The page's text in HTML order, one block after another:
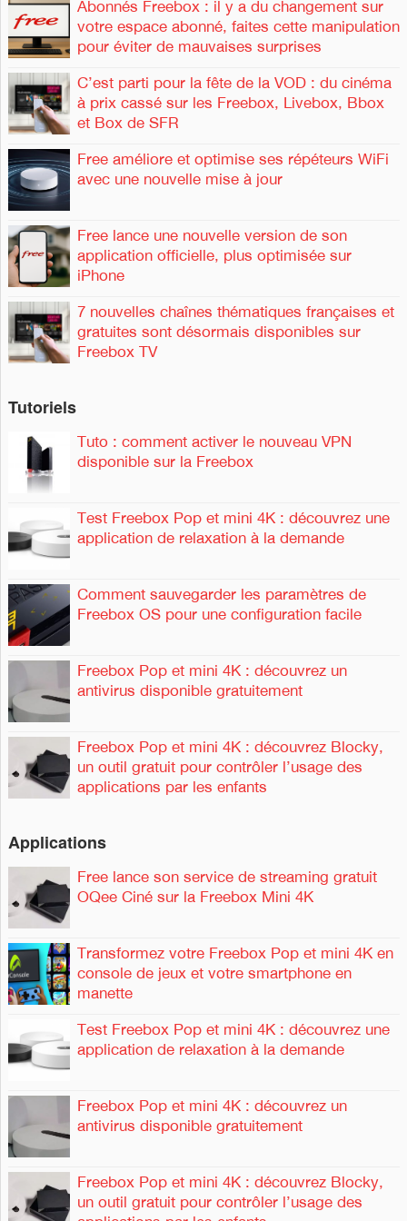
c
h
e
:
h
Abonnés Freebox : il y a du changement sur
votre espace abonné, faites cette manipulation
pour éviter de mauvaises surprises
C’est parti pour la fête de la VOD : du cinéma
à prix cassé sur les Freebox, Livebox, Bbox
et Box de SFR
Free améliore et optimise ses répéteurs WiFi
avec une nouvelle mise à jour
Free lance une nouvelle version de son
application officielle, plus optimisée sur
iPhone
7 nouvelles chaînes thématiques françaises et
gratuites sont désormais disponibles sur
Freebox TV
Tutoriels
Tuto : comment activer le nouveau VPN
disponible sur la Freebox
Test Freebox Pop et mini 4K : découvrez une
application de relaxation à la demande
Comment sauvegarder les paramètres de
Freebox OS pour une configuration facile
Freebox Pop et mini 4K : découvrez un
antivirus disponible gratuitement
Freebox Pop et mini 4K : découvrez Blocky,
un outil gratuit pour contrôler l’usage des
applications par les enfants
Applications
Free lance son service de streaming gratuit
OQee Ciné sur la Freebox Mini 4K
Transformez votre Freebox Pop et mini 4K en
console de jeux et votre smartphone en
manette
Test Freebox Pop et mini 4K : découvrez une
application de relaxation à la demande
Freebox Pop et mini 4K : découvrez un
antivirus disponible gratuitement
Freebox Pop et mini 4K : découvrez Blocky,
un outil gratuit pour contrôler l’usage des